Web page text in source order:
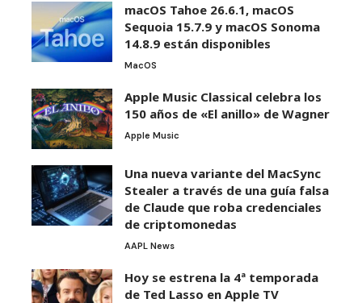
macOS Tahoe 26.6.1, macOS
Sequoia 15.7.9 y macOS Sonoma
14.8.9 están disponibles
MacOS
Apple Music Classical celebra los
150 años de «El anillo» de Wagner
Apple Music
Una nueva variante del MacSync
Stealer a través de una guía falsa
de Claude que roba credenciales
de criptomonedas
AAPL News
Hoy se estrena la 4ª temporada
de Ted Lasso en Apple TV